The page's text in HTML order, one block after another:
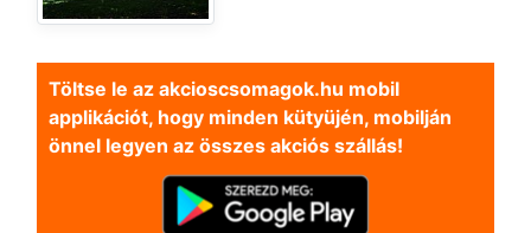
Töltse le az akcioscsomagok.hu mobil
applikációt, hogy minden kütyüjén, mobilján
önnel legyen az összes akciós szállás!